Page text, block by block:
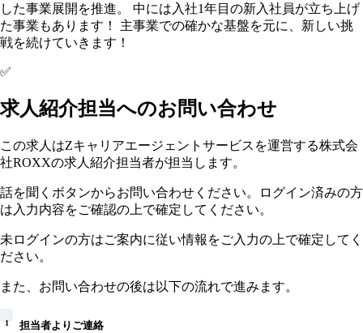
した事業展開を推進。 中には入社1年目の新入社員が立ち上げ
た事業もあります！ 主事業での確かな基盤を元に、新しい挑
戦を続けていきます！
✅
求人紹介担当へのお問い合わせ
この求人はZキャリアエージェントサービスを運営する株式会
社ROXXの求人紹介担当者が担当します。
話を聞くボタンからお問い合わせください。ログイン済みの方
は入力内容をご確認の上で確定してください。
未ログインの方はご案内に従い情報をご入力の上で確定してく
ださい。
また、お問い合わせの後は以下の流れで進みます。
1 担当者よりご連絡